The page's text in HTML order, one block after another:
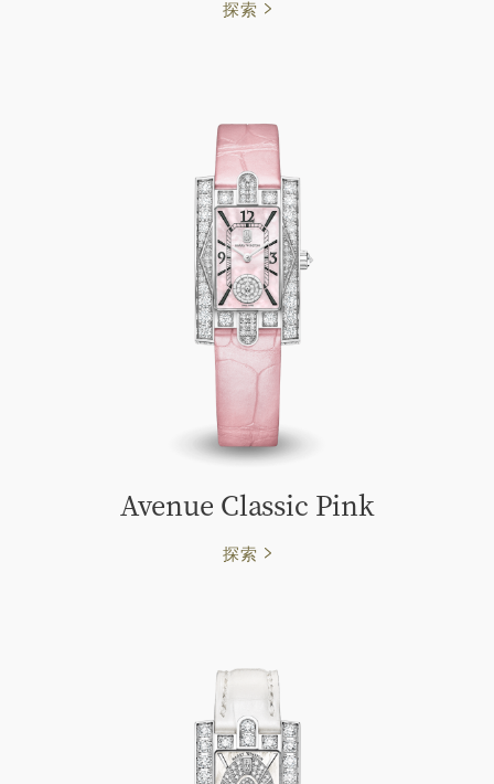
探索
Avenue Classic Pink
探索